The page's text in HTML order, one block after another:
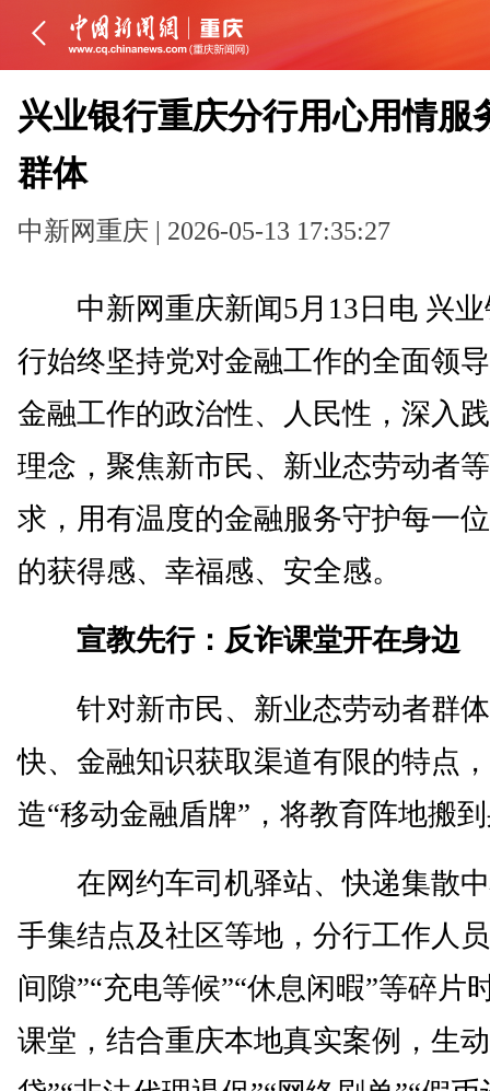
兴业银行重庆分行用心用情服
群体
中新网重庆 | 2026-05-13 17:35:27
中新网重庆新闻5月13日电 兴业
行始终坚持党对金融工作的全面领
金融工作的政治性、人民性，深入
理念，聚焦新市民、新业态劳动者
求，用有温度的金融服务守护每一
的获得感、幸福感、安全感。
宣教先行：反诈课堂开在身边
针对新市民、新业态劳动者群体
快、金融知识获取渠道有限的特点
造“移动金融盾牌”，将教育阵地搬
在网约车司机驿站、快递集散中
手集结点及社区等地，分行工作人
间隙”“充电等候”“休息闲暇”等碎片
课堂，结合重庆本地真实案例，生